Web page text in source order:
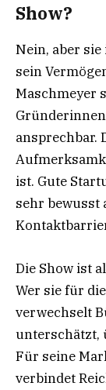
Show?
Nein, aber
sein
Maschmeyer
ansprechbar.
ist. Gute
sehr bewusst
Die Show ist
Wer sie für
verwechselt
unterschätzt,
Für seine
verbindet